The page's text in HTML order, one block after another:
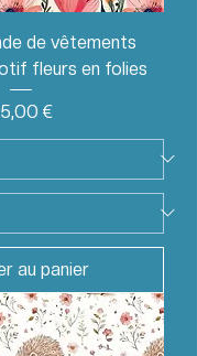
de vêtements
fleurs en folies
€
au panier